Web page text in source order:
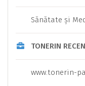
Sănătate şi
TONERIN
www.tonerin-